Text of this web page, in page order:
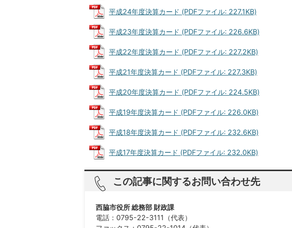
平成24年度決算カード (PDFファイル: 227.1KB)
平成23年度決算カード (PDFファイル: 226.6KB)
平成22年度決算カード (PDFファイル: 227.2KB)
平成21年度決算カード (PDFファイル: 227.3KB)
平成20年度決算カード (PDFファイル: 224.5KB)
平成19年度決算カード (PDFファイル: 226.0KB)
平成18年度決算カード (PDFファイル: 232.6KB)
平成17年度決算カード (PDFファイル: 232.0KB)
この記事に関するお問い合わせ先
西脇市役所 総務部 財政課
電話：0795-22-3111（代表）